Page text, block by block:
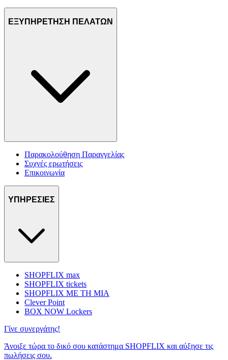
ΕΞΥΠΗΡΕΤΗΣΗ ΠΕΛΑΤΩΝ
Παρακολούθηση Παραγγελίας
Συχνές ερωτήσεις
Επικοινωνία
ΥΠΗΡΕΣΙΕΣ
SHOPFLIX max
SHOPFLIX tickets
SHOPFLIX ΜΕ ΤΗ ΜΙΑ
Clever Point
BOX NOW Lockers
Γίνε συνεργάτης!
Άνοιξε τώρα το δικό σου κατάστημα SHOPFLIX και αύξησε τις
πωλήσεις σου.